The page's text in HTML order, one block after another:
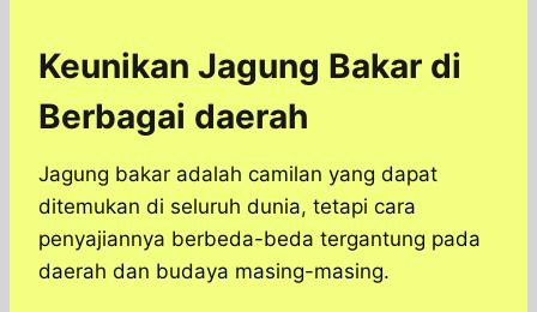
Keunikan Jagung Bakar di
Berbagai daerah
Jagung bakar adalah camilan yang dapat
ditemukan di seluruh dunia, tetapi cara
penyajiannya berbeda-beda tergantung pada
daerah dan budaya masing-masing.